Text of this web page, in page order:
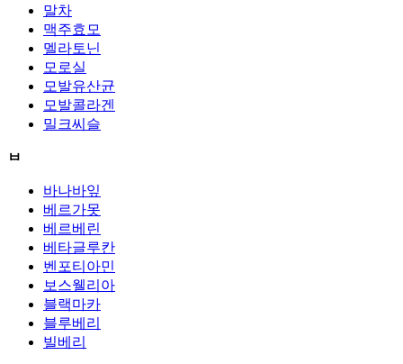
말차
맥주효모
멜라토닌
모로실
모발유산균
모발콜라겐
밀크씨슬
ㅂ
바나바잎
베르가못
베르베린
베타글루칸
벤포티아민
보스웰리아
블랙마카
블루베리
빌베리